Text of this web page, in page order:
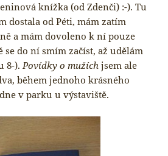
knížka (od Zdenči) :-). Tu
dostala od Péti, mám zatím
a mám dovoleno k ní pouze
se do ní smím začíst, až udělám
8-).Povídky o mužíchjsem ale
během jednoho krásného
v parku u výstaviště.